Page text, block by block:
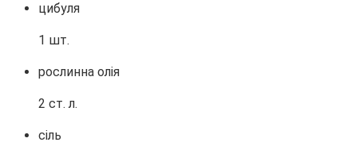
цибуля
1 шт.
рослинна олія
2 ст. л.
сіль